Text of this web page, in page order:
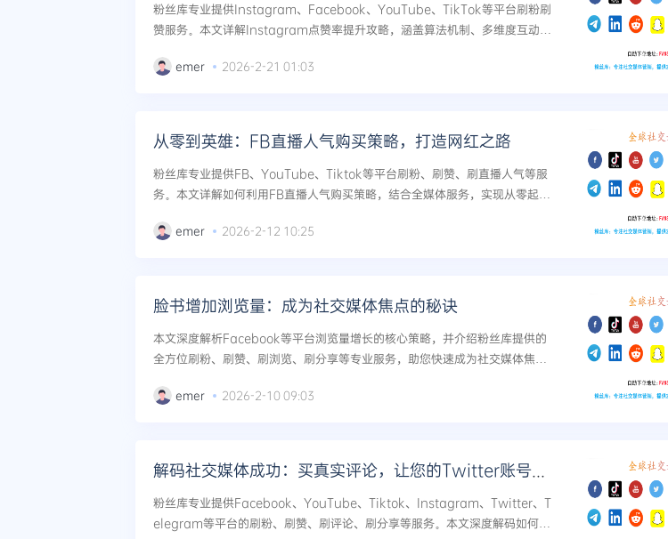
粉丝库专业提供Instagram、Facebook、YouTube、TikTok等平台刷粉刷
赞服务。本文详解Instagram点赞率提升攻略，涵盖算法机制、多维度互动策
emer 2026-2-21 01:03
从零到英雄：FB直播人气购买策略，打造网红之路
粉丝库专业提供FB、YouTube、Tiktok等平台刷粉、刷赞、刷直播人气等服
务。本文详解如何利用FB直播人气购买策略，结合全媒体服务，实现从零起步
emer 2026-2-12 10:25
脸书增加浏览量：成为社交媒体焦点的秘诀
本文深度解析Facebook等平台浏览量增长的核心策略，并介绍粉丝库提供的
全方位刷粉、刷赞、刷浏览、刷分享等专业服务，助您快速成为社交媒体焦
emer 2026-2-10 09:03
解码社交媒体成功：买真实评论，让您的Twitter账号脱颖而出
粉丝库专业提供Facebook、YouTube、Tiktok、Instagram、Twitter、T
elegram等平台的刷粉、刷赞、刷评论、刷分享等服务。本文深度解码如何通